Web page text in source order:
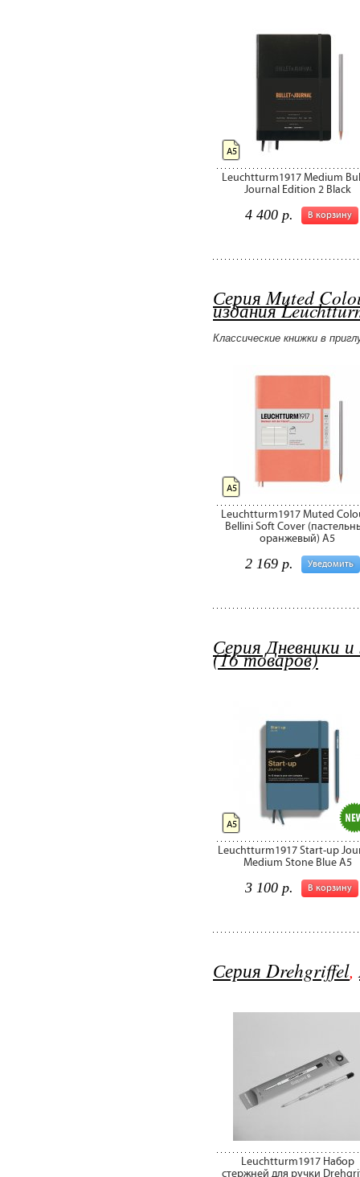
Leuchtturm1917 Medium
Journal Edition 2 Black
В корзину
4 400 р.
А5
Серия Muted
издания
Классические книжки в
Leuchtturm1917 Muted
Bellini Soft Cover
оранжевый) А5
Уведомить
2 169 р.
А5
Серия Дневники
(16 товаров)
Leuchtturm1917 Start-up
Medium Stone Blue A5
В корзину
3 100 р.
А5
Серия Drehgriffel,
Leuchtturm1917 Набор
стержней для ручки